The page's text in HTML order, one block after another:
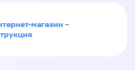
магазин –